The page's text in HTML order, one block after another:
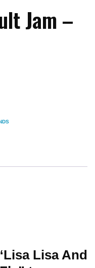
Jam –
Lisa And